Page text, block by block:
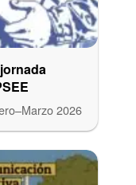
2026